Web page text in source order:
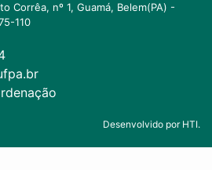
Corrêa, nº 1, Guamá, Belem(PA) -
110
Desenvolvido por HTI.